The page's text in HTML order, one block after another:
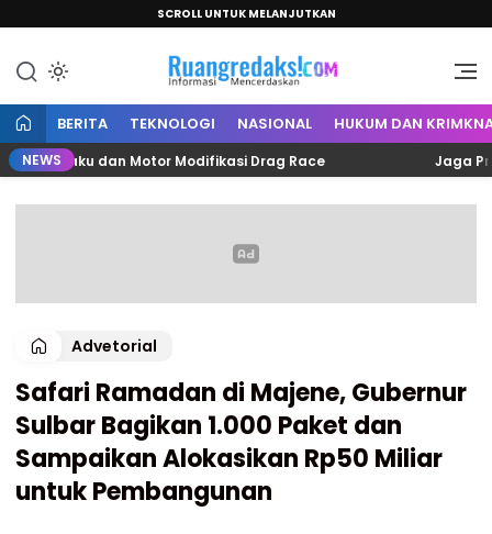
SCROLL UNTUK MELANJUTKAN
Ruang Redaksi
Informasi Mencerdaskan
BERITA TEKNOLOGI NASIONAL HUKUM DAN
NEWSdan Motor Modifikasi Drag Race Jaga
Advetorial
Safari Ramadan di Majene, Gubernur
Sulbar Bagikan 1.000 Paket dan
Sampaikan Alokasikan Rp50 Miliar
untuk Pembangunan